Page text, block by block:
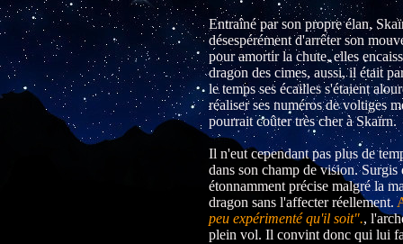
Entraîné par son propre élan,
désespérément d'arrêter son
pour amortir la chute, elles
dragon des cimes, aussi, il était
le temps ses écailles s'étaient
réaliser ses numéros de voltiges
pourrait coûter très cher à Skaïrn.
Il n'eut cependant pas plus de
dans son champ de vision.
étonnamment précise malgré la
dragon sans l'affecter réellement.
peu expérimenté qu'il soit".,
plein vol. Il convint donc qui lui